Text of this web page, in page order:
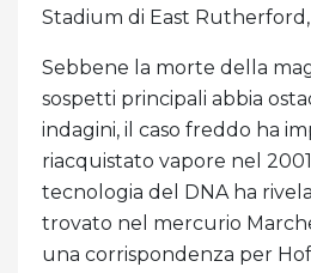
Stadium di East
Sebbene la morte della
sospetti principali abbia
indagini, il caso freddo ha
riacquistato vapore nel
tecnologia del DNA ha
trovato nel mercurio
una corrispondenza per